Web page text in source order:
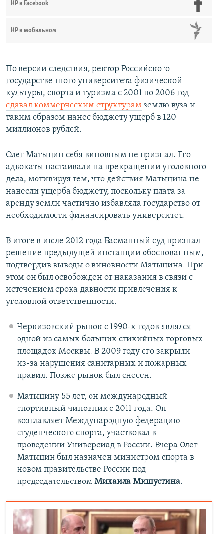
КР в Facebook
КР в мобильном
По версии следствия, ректор Российского
государственного университета физической
культуры, спорта и туризма с 2001 по 2006 год
сдавал коммерческим структурам землю вуза и
таким образом нанес бюджету ущерб в 120
миллионов рублей.
Олег Матыцин себя виновным не признал. Его
адвокаты настаивали на прекращении уголовного
дела, мотивируя тем, что действия Матыцина не
нанесли ущерба бюджету, поскольку плата за
аренду земли частично избавляла государство от
необходимости финансировать университет.
В итоге в июле 2012 года Басманный суд признал
решение предыдущей инстанции обоснованным,
подтвердив выводы о виновности Матыцина. При
этом он был освобожден от наказания в связи с
истечением срока давности привлечения к
уголовной ответственности.
Черкизовский рынок с 1990-х годов являлся
одной из самых больших стихийных торговых
площадок Москвы. В 2009 году его закрыли
из-за нарушения санитарных и пожарных
правил. Позже рынок был снесен.
Матыцину 55 лет, он международный
спортивный чиновник с 2011 года. Он
возглавляет Международную федерацию
студенческого спорта, участвовал в
проведении Универсиад в России. Вчера Олег
Матыцин был назначен министром спорта в
новом правительстве России под
председательством Михаила Мишустина.